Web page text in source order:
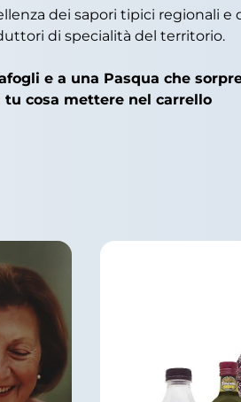
dei sapori tipici regionali
di specialità del territorio.
e a una Pasqua che
tu cosa mettere nel carrello